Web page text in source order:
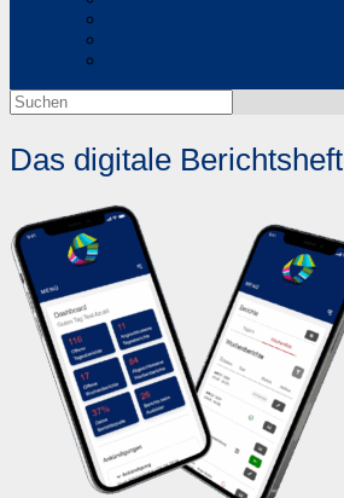
Suchen
nach:
Das digitale Berichtsheft